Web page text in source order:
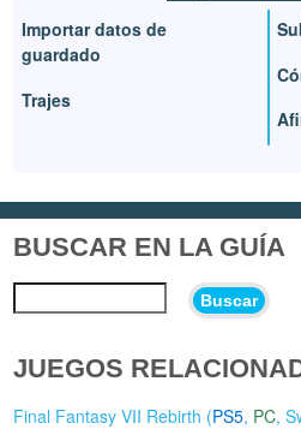
Importar datos de
guardado
Trajes
BUSCAR EN LA GUÍA
Buscar
JUEGOS
Final Fantasy VII Rebirth (PS5, PC,